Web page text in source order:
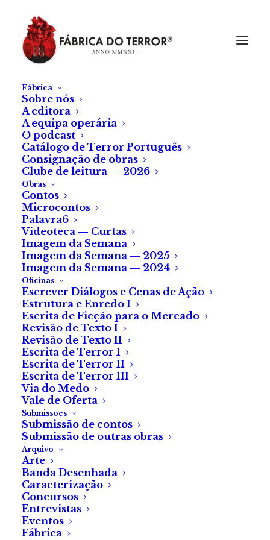
Fábrica
Sobre nós
A editora
A equipa operária
O podcast
Catálogo de Terror Português
Consignação de obras
Clube de leitura — 2026
Obras
Contos
Microcontos
Palavra6
Videoteca — Curtas
Imagem da Semana
Imagem da Semana — 2025
Imagem da Semana — 2024
Oficinas
Escrever Diálogos e Cenas de Ação
Estrutura e Enredo I
Escrita de Ficção para o Mercado
Revisão de Texto I
Revisão de Texto II
Escrita de Terror I
Escrita de Terror II
Escrita de Terror III
Via do Medo
Vale de Oferta
Submissões
Submissão de contos
Submissão de outras obras
Arquivo
Arte
Banda Desenhada
Caracterização
Concursos
Entrevistas
Eventos
Fábrica
Fome
De Nuno Amaral Jorge
«Choose rather to punish your appetites than be